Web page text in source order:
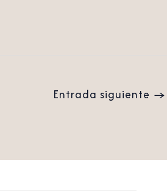
Entrada siguiente →